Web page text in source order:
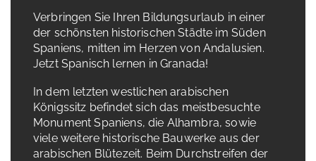
Verbringen Sie Ihren Bildungsurlaub in einer
der schönsten historischen Städte im Süden
Spaniens, mitten im Herzen von Andalusien.
Jetzt Spanisch lernen in Granada!
In dem letzten westlichen arabischen
Königssitz befindet sich das meistbesuchte
Monument Spaniens, die Alhambra, sowie
viele weitere historische Bauwerke aus der
arabischen Blütezeit. Beim Durchstreifen der